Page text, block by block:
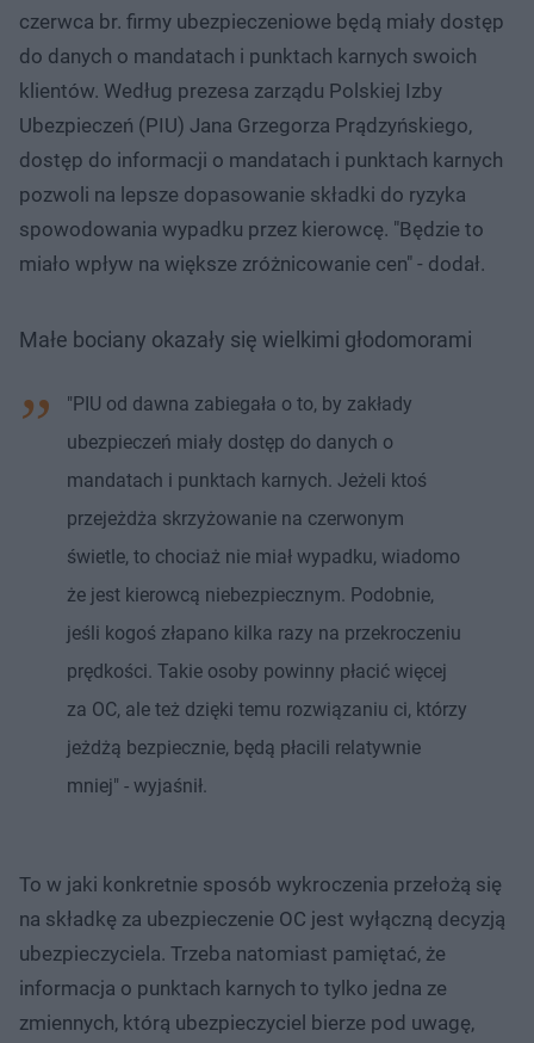
czerwca br. firmy ubezpieczeniowe będą miały dostęp
do danych o mandatach i punktach karnych swoich
klientów. Według prezesa zarządu Polskiej Izby
Ubezpieczeń (PIU) Jana Grzegorza Prądzyńskiego,
dostęp do informacji o mandatach i punktach karnych
pozwoli na lepsze dopasowanie składki do ryzyka
spowodowania wypadku przez kierowcę. "Będzie to
miało wpływ na większe zróżnicowanie cen" - dodał.
Małe bociany okazały się wielkimi głodomorami
"PIU od dawna zabiegała o to, by zakłady
ubezpieczeń miały dostęp do danych o
mandatach i punktach karnych. Jeżeli ktoś
przejeżdża skrzyżowanie na czerwonym
świetle, to chociaż nie miał wypadku, wiadomo
że jest kierowcą niebezpiecznym. Podobnie,
jeśli kogoś złapano kilka razy na przekroczeniu
prędkości. Takie osoby powinny płacić więcej
za OC, ale też dzięki temu rozwiązaniu ci, którzy
jeżdżą bezpiecznie, będą płacili relatywnie
mniej" - wyjaśnił.
To w jaki konkretnie sposób wykroczenia przełożą się
na składkę za ubezpieczenie OC jest wyłączną decyzją
ubezpieczyciela. Trzeba natomiast pamiętać, że
informacja o punktach karnych to tylko jedna ze
zmiennych, którą ubezpieczyciel bierze pod uwagę,